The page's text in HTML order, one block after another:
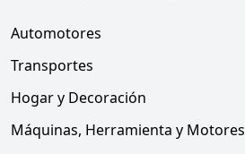
Automotores
Transportes
Hogar y Decoración
Máquinas, Herramienta y Motores